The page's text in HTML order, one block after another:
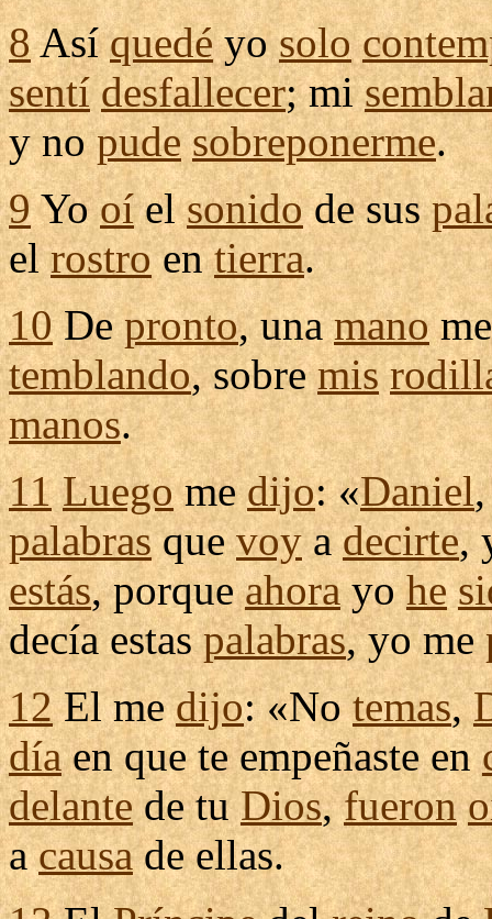
8Asíquedéyosolo
sentí desfallecer; mi
y nopude sobreponerme.
9Yooíelsonidode sus
elrostroentierra.
10Depronto, unamano
temblando, sobremis
manos.
11 Luegomedijo: «Daniel
palabrasquevoyadecirte,
estás, porqueahorayohe
decíaestaspalabras, yo me
12El medijo: «Notemas,
díaen que teempeñasteen
delantede tuDios,fueron
acausade ellas.